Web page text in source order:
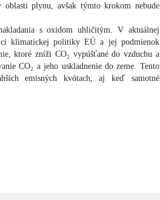
oblasti plynu, avšak týmto krokom nebude
s oxidom uhličitým. V aktuálnej
klimatickej politiky EÚ a jej podmienok
ktoré zníži CO₂ vypúšťané do vzduchu a
CO₂ a jeho uskladnenie do zeme. Tento
emisných kvótach, aj keď samotné